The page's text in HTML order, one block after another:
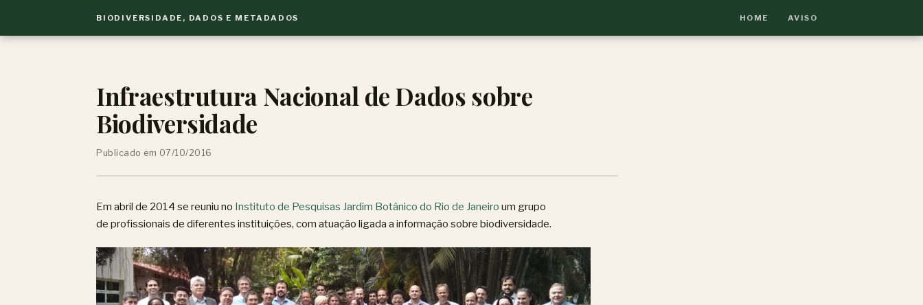
BIODIVERSIDADE, DADOS E METADADOS HOME AVISO
Infraestrutura Nacional de Dados sobre
Biodiversidade
Publicado em 07/10/2016
Em abril de 2014 se reuniu no Instituto de Pesquisas Jardim Botânico do Rio de Janeiro um grupo
de profissionais de diferentes instituições, com atuação ligada a informação sobre biodiversidade.